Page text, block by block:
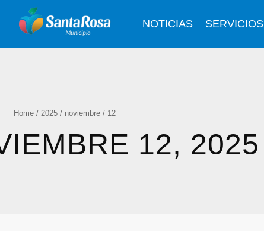
NOTICIAS SERVICIOS
Home / 2025 / noviembre / 12
12, 2025